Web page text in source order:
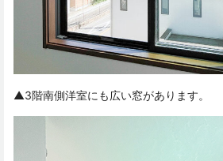
▲3階南側洋室にも広い窓があります。